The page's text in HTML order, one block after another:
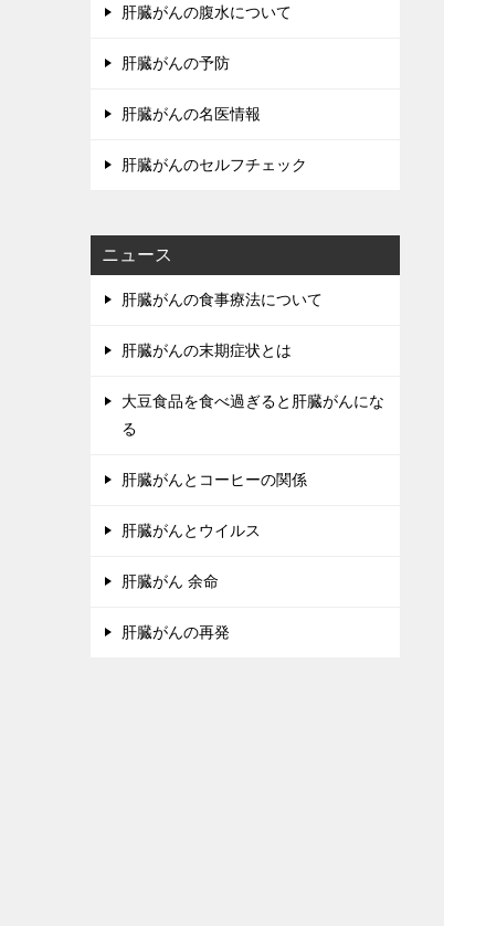
肝臓がんの腹水について
肝臓がんの予防
肝臓がんの名医情報
肝臓がんのセルフチェック
ニュース
肝臓がんの食事療法について
肝臓がんの末期症状とは
大豆食品を食べ過ぎると肝臓がんにな
る
肝臓がんとコーヒーの関係
肝臓がんとウイルス
肝臓がん 余命
肝臓がんの再発